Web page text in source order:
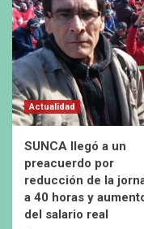
Actualidad
SUNCA llegó a un
preacuerdo por
reducción de la
a 40 horas y
del salario real